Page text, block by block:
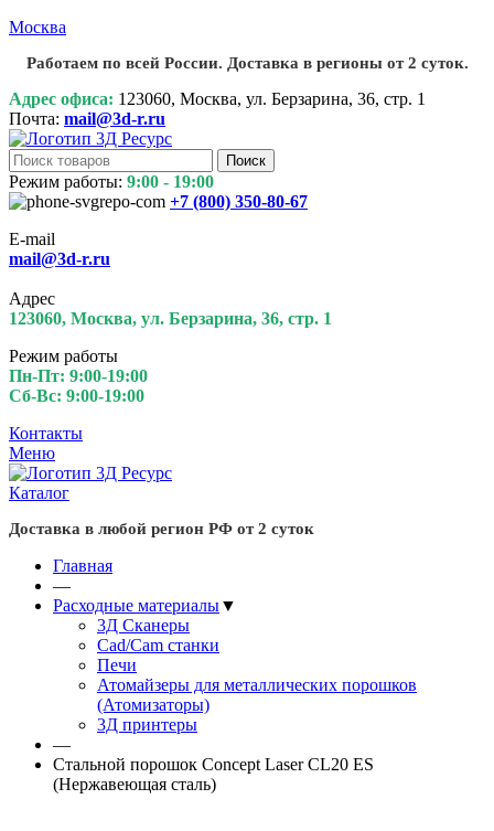
Москва
Работаем по всей России. Доставка в регионы от 2 суток.
Адрес офиса: 123060, Москва, ул. Берзарина, 36, стр. 1
Почта: mail@3d-r.ru
Поиск
Режим работы: 9:00 - 19:00
+7 (800) 350-80-67
E-mail
mail@3d-r.ru
Адрес
123060, Москва, ул. Берзарина, 36, стр. 1
Режим работы
Пн-Пт: 9:00-19:00
Сб-Вс: 9:00-19:00
Контакты
Меню
Каталог
Доставка в любой регион РФ от 2 суток
Главная
—
Расходные материалы▼
3Д Сканеры
Cad/Cam станки
Печи
Атомайзеры для металлических порошков
(Атомизаторы)
3Д принтеры
—
Стальной порошок Concept Laser CL20 ES
(Нержавеющая сталь)